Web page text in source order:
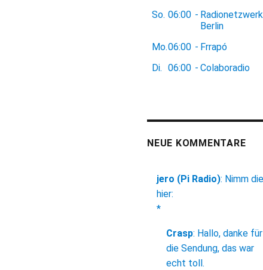
So. 06:00 - Radionetzwerk
Berlin
Mo.06:00 - Frrapó
Di. 06:00 - Colaboradio
NEUE KOMMENTARE
jero (Pi Radio): Nimm die
hier:
*
Crasp: Hallo, danke für
die Sendung, das war
echt toll.